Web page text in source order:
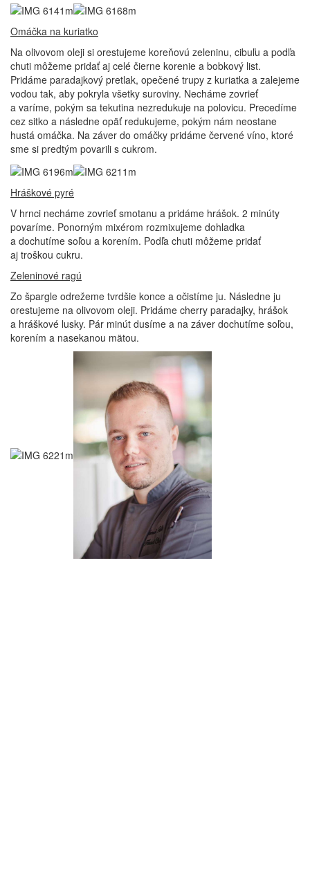
Omáčka na kuriatko
Na olivovom oleji si orestujeme koreňovú zeleninu, cibuľu a podľa
chuti môžeme pridať aj celé čierne korenie a bobkový list.
Pridáme paradajkový pretlak, opečené trupy z kuriatka a zalejeme
vodou tak, aby pokryla všetky suroviny. Necháme zovrieť
a varíme, pokým sa tekutina nezredukuje na polovicu. Precedíme
cez sitko a následne opäť redukujeme, pokým nám neostane
hustá omáčka. Na záver do omáčky pridáme červené víno, ktoré
sme si predtým povarili s cukrom.
Hráškové pyré
V hrnci necháme zovrieť smotanu a pridáme hrášok. 2 minúty
povaríme. Ponorným mixérom rozmixujeme dohladka
a dochutíme soľou a korením. Podľa chuti môžeme pridať
aj troškou cukru.
Zeleninové ragú
Zo špargle odrežeme tvrdšie konce a očistíme ju. Následne ju
orestujeme na olivovom oleji. Pridáme cherry paradajky, hrášok
a hráškové lusky. Pár minút dusíme a na záver dochutíme soľou,
korením a nasekanou mätou.